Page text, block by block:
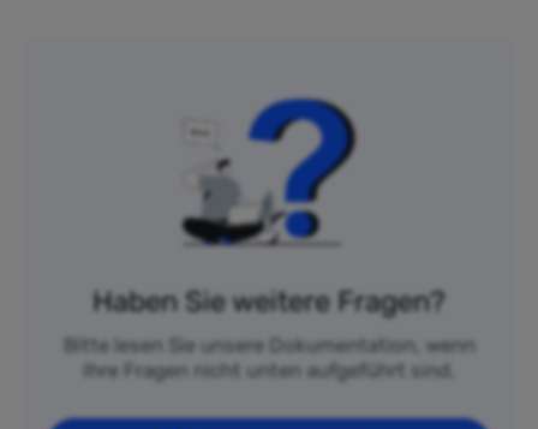
Haben Sie weitere Fragen?
Bitte lesen Sie unsere Dokumentation, wenn
Ihre Fragen nicht unten aufgeführt sind.